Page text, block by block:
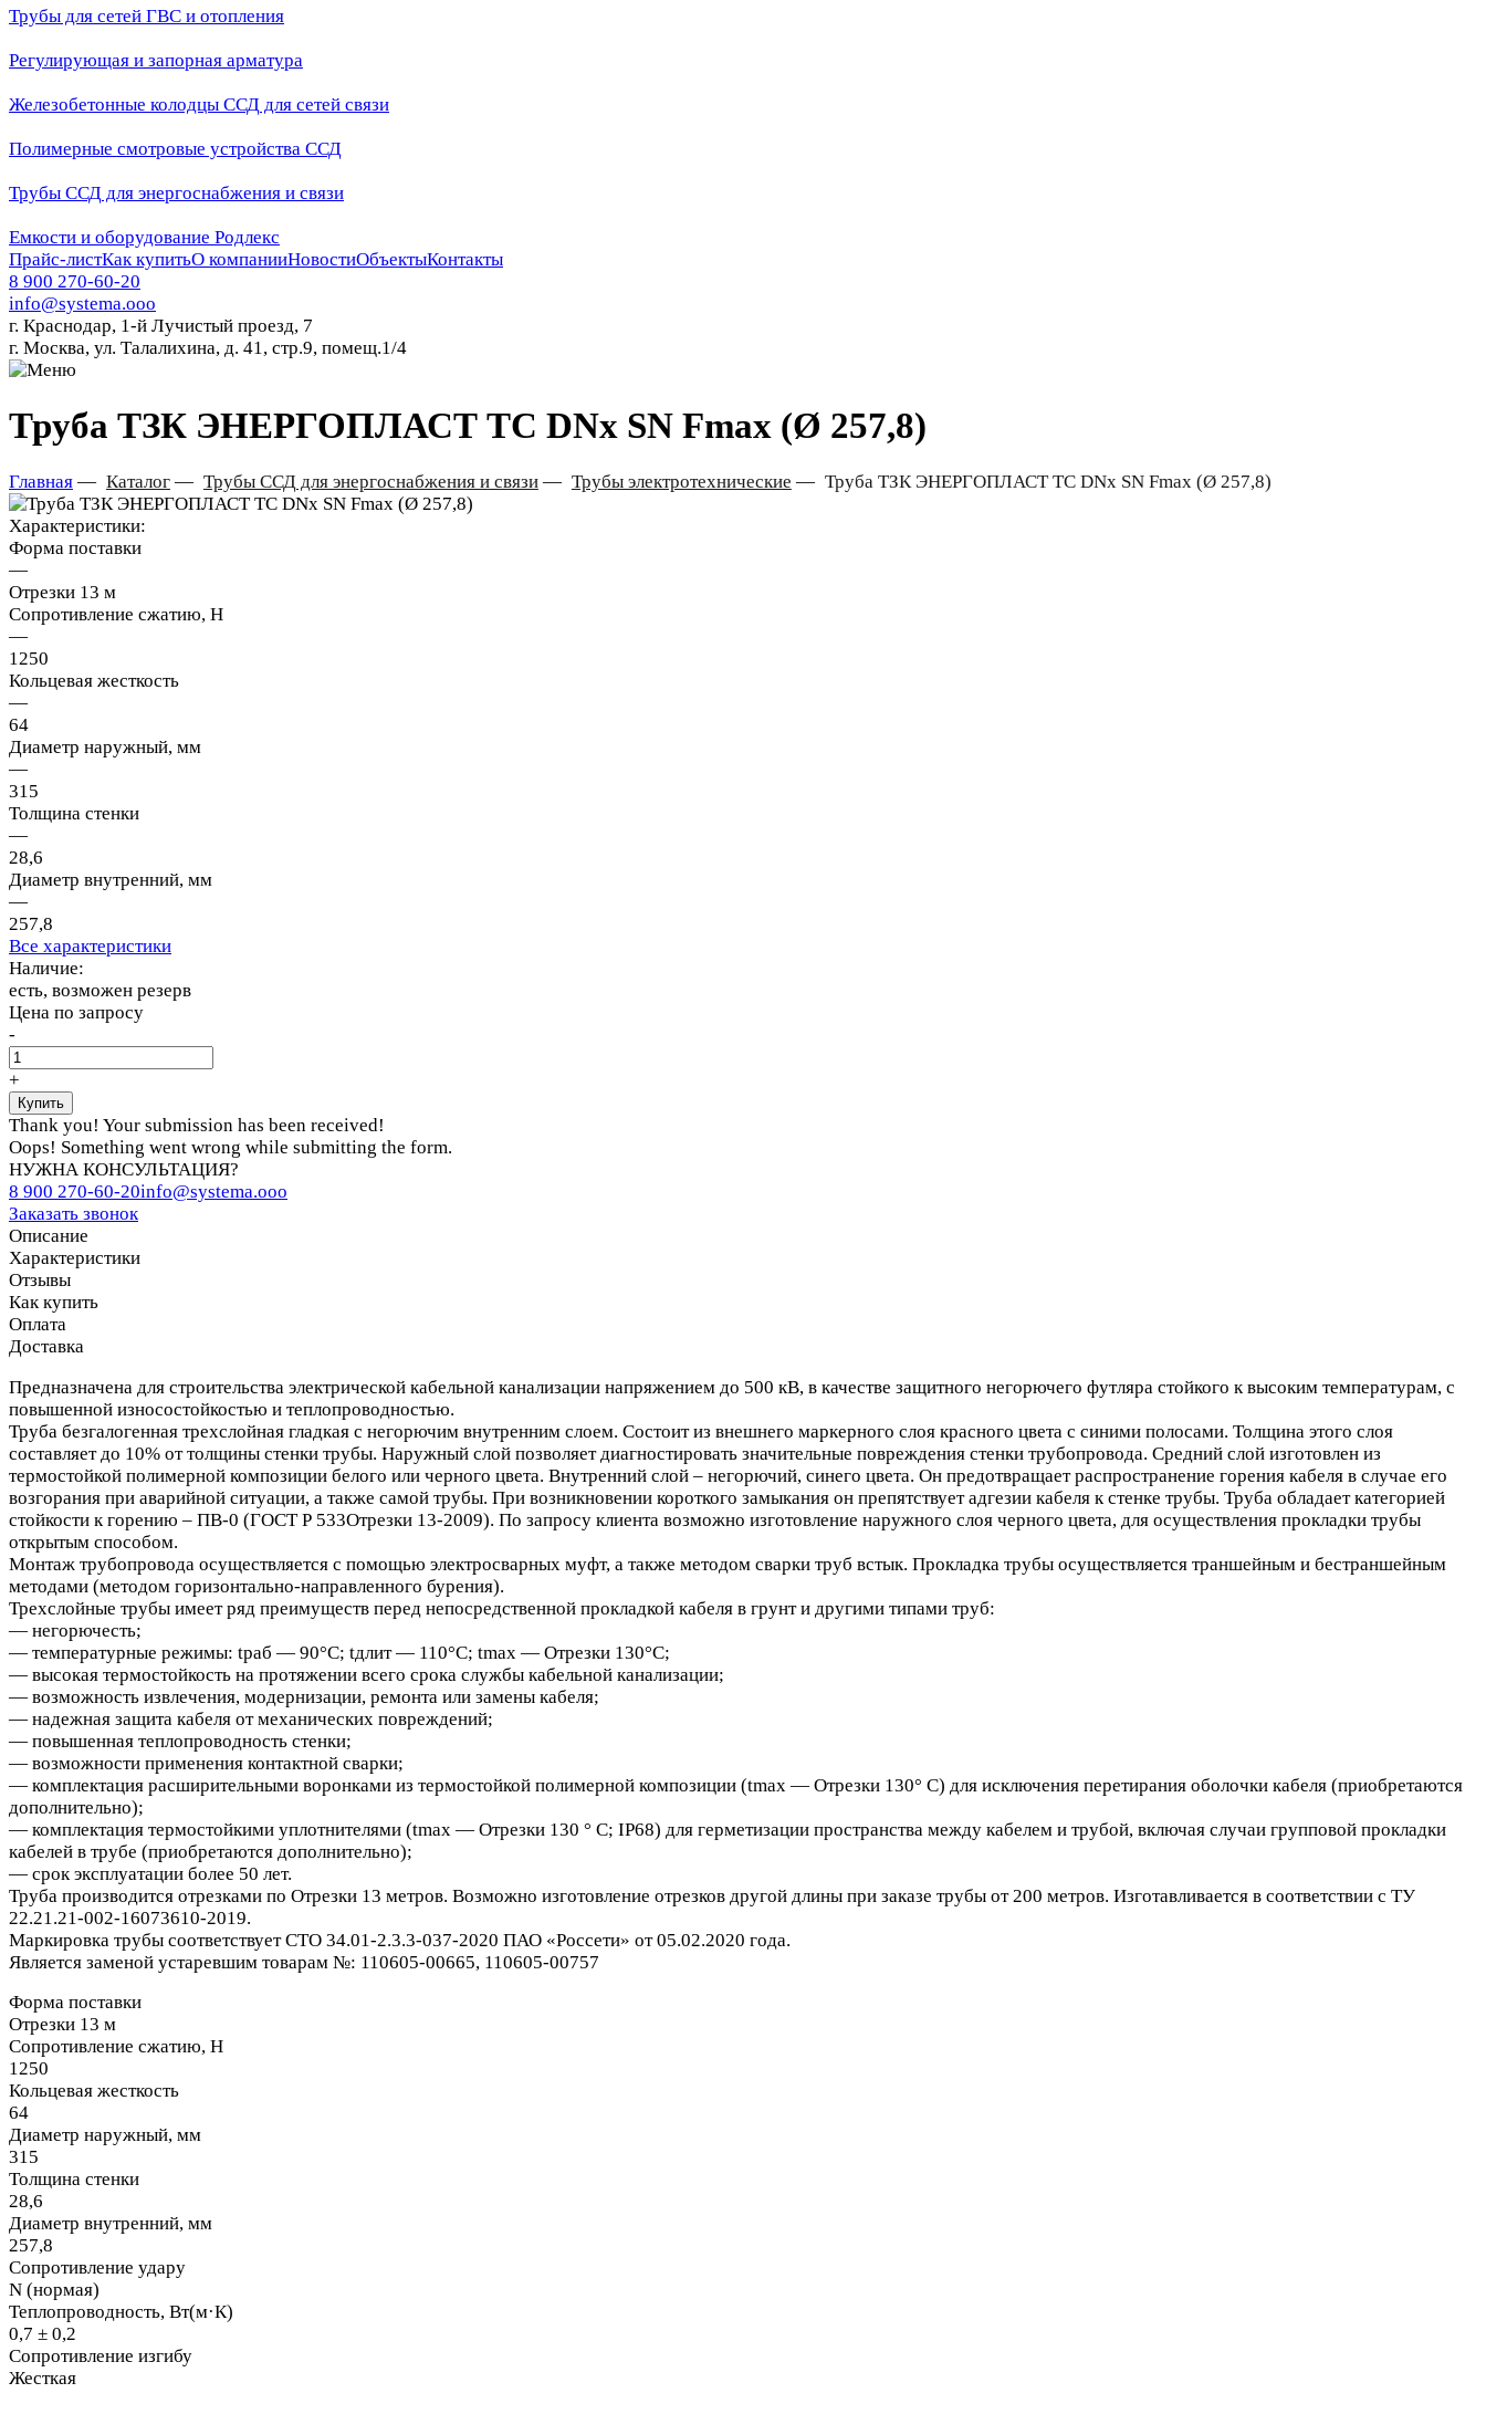
Трубы для сетей ГВС и отопления
Регулирующая и запорная арматура
Железобетонные колодцы ССД для сетей связи
Полимерные смотровые устройства ССД
Трубы ССД для энергоснабжения и связи
Емкости и оборудование Родлекс
Прайс-листКак купитьО компанииНовостиОбъектыКонтакты
8 900 270-60-20
info@systema.ooo
г. Краснодар, 1-й Лучистый проезд, 7
г. Москва, ул. Талалихина, д. 41, стр.9, помещ.1/4
Труба ТЗК ЭНЕРГОПЛАСТ ТС DNх SN Fmax (Ø 257,8)
Главная — Каталог— Трубы ССД для энергоснабжения и связи— Трубы электротехнические — Труба ТЗК ЭНЕРГОПЛАСТ ТС DNх SN Fmax (Ø 257,8)
Характеристики:
Форма поставки
—
Отрезки 13 м
Сопротивление сжатию, Н
—
1250
Кольцевая жесткость
—
64
Диаметр наружный, мм
—
315
Толщина стенки
—
28,6
Диаметр внутренний, мм
—
257,8
Все характеристики
Наличие:
есть, возможен резерв
Цена по запросу
-
+
Thank you! Your submission has been received!
Oops! Something went wrong while submitting the form.
НУЖНА КОНСУЛЬТАЦИЯ?
8 900 270-60-20info@systema.ooo
Заказать звонок
Описание
Характеристики
Отзывы
Как купить
Оплата
Доставка
Предназначена для строительства электрической кабельной канализации напряжением до 500 кВ, в качестве защитного негорючего футляра стойкого к высоким температурам, с
повышенной износостойкостью и теплопроводностью.
Труба безгалогенная трехслойная гладкая с негорючим внутренним слоем. Состоит из внешнего маркерного слоя красного цвета с синими полосами. Толщина этого слоя
составляет до 10% от толщины стенки трубы. Наружный слой позволяет диагностировать значительные повреждения стенки трубопровода. Средний слой изготовлен из
термостойкой полимерной композиции белого или черного цвета. Внутренний слой – негорючий, синего цвета. Он предотвращает распространение горения кабеля в случае его
возгорания при аварийной ситуации, а также самой трубы. При возникновении короткого замыкания он препятствует адгезии кабеля к стенке трубы. Труба обладает категорией
стойкости к горению – ПВ-0 (ГОСТ Р 533Отрезки 13-2009). По запросу клиента возможно изготовление наружного слоя черного цвета, для осуществления прокладки трубы
открытым способом.
Монтаж трубопровода осуществляется с помощью электросварных муфт, а также методом сварки труб встык. Прокладка трубы осуществляется траншейным и бестраншейным
методами (методом горизонтально-направленного бурения).
Трехслойные трубы имеет ряд преимуществ перед непосредственной прокладкой кабеля в грунт и другими типами труб:
— негорючесть;
— температурные режимы: tраб — 90°С; tдлит — 110°С; tmax — Отрезки 130°С;
— высокая термостойкость на протяжении всего срока службы кабельной канализации;
— возможность извлечения, модернизации, ремонта или замены кабеля;
— надежная защита кабеля от механических повреждений;
— повышенная теплопроводность стенки;
— возможности применения контактной сварки;
— комплектация расширительными воронками из термостойкой полимерной композиции (tmax — Отрезки 130° С) для исключения перетирания оболочки кабеля (приобретаются
дополнительно);
— комплектация термостойкими уплотнителями (tmax — Отрезки 130 ° С; IP68) для герметизации пространства между кабелем и трубой, включая случаи групповой прокладки
кабелей в трубе (приобретаются дополнительно);
— срок эксплуатации более 50 лет.
Труба производится отрезками по Отрезки 13 метров. Возможно изготовление отрезков другой длины при заказе трубы от 200 метров. Изготавливается в соответствии с ТУ
22.21.21-002-16073610-2019.
Маркировка трубы соответствует СТО 34.01-2.3.3-037-2020 ПАО «Россети» от 05.02.2020 года.
Является заменой устаревшим товарам №: 110605-00665, 110605-00757
Форма поставки
Отрезки 13 м
Сопротивление сжатию, Н
1250
Кольцевая жесткость
64
Диаметр наружный, мм
315
Толщина стенки
28,6
Диаметр внутренний, мм
257,8
Сопротивление удару
N (нормая)
Теплопроводность, Вт(м·К)
0,7 ± 0,2
Сопротивление изгибу
Жесткая